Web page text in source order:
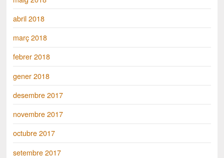
abril 2018
març 2018
febrer 2018
gener 2018
desembre 2017
novembre 2017
octubre 2017
setembre 2017